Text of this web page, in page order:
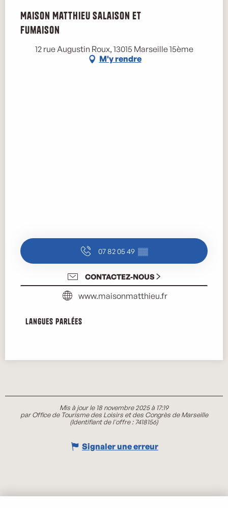
Maison Matthieu salaison et
fumaison
12 rue Augustin Roux, 13015 Marseille 15ème
M'y rendre
07 82 05 49 ▒▒
CONTACTEZ-NOUS
www.maisonmatthieu.fr
Langues parlées
Langues parlées
Mis à jour le 18 novembre 2025 à 17:19
par Office de Tourisme des Loisirs et des Congrès de Marseille
(Identifiant de l'offre :7418156)
Signaler une erreur